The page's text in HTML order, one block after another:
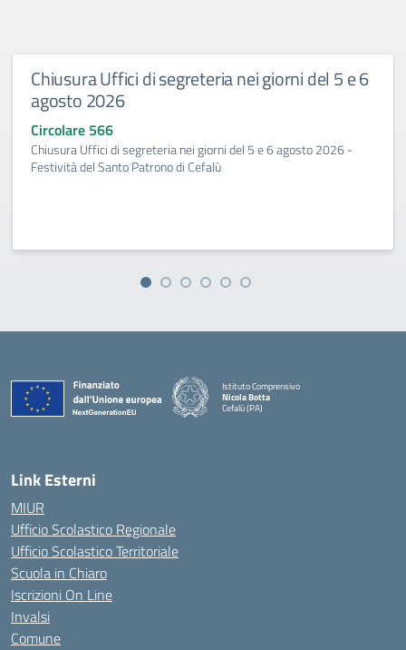
Chiusura Uffici di segreteria nei giorni del 5 e 6
agosto 2026
Circolare 566
Chiusura Uffici di segreteria nei giorni del 5 e 6 agosto 2026 -
Festività del Santo Patrono di Cefalù
Istituto Comprensivo
Nicola Botta
Cefalù (PA)
Link Esterni
MIUR
Ufficio Scolastico Regionale
Ufficio Scolastico Territoriale
Scuola in Chiaro
Iscrizioni On Line
Invalsi
Comune